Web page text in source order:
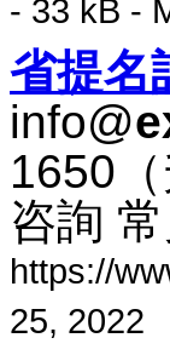
- 33 kB -
省​提​名​
info@
1650​
咨​詢
https://
25, 2022